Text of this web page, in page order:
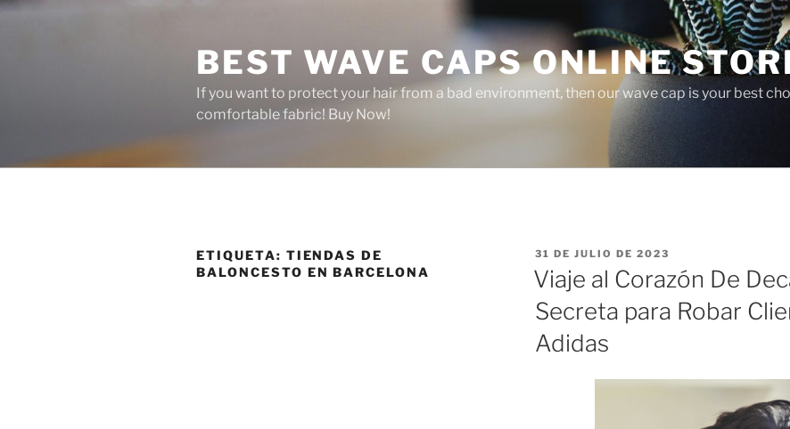
Saltar
BEST WAVE CAPS ONLINE
If you want to protect your hair from a bad environment, then our wave cap is your best
comfortable fabric! Buy Now!
ETIQUETA: TIENDAS DE
BALONCESTO EN BARCELONA
PUBLICADO
EL
31 DE JULIO DE 2023
Viaje al Corazón De
Secreta para Robar
Adidas